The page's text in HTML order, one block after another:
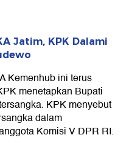
Jatim, KPK Dalami
Kemenhub ini terus
menetapkan Bupati
KPK menyebut
dalam
Komisi V DPR RI.